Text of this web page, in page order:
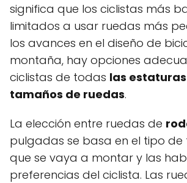
significa que los ciclistas más
limitados a usar ruedas más
los avances en el diseño de
montaña, hay opciones
ciclistas de todas las
tamaños de ruedas.
La elección entre ruedas de
pulgadas se basa en el tipo de
que se vaya a montar y las
preferencias del ciclista. Las